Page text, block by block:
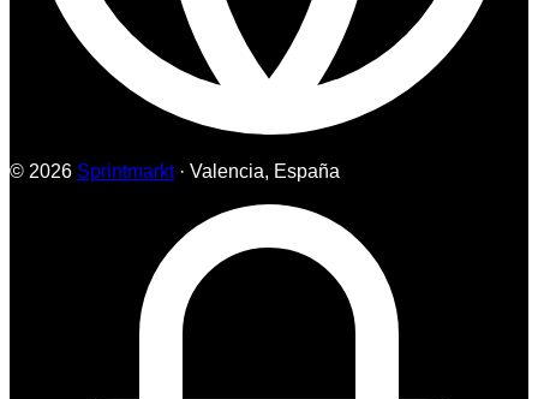
© 2026 Sprintmarkt· Valencia, España